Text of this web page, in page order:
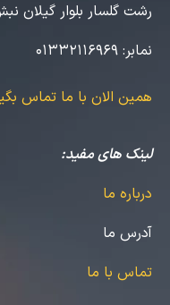
رشت گلسار بلوار گیلان نبش
نمابر:
همین الان با ما تماس
لینک های مفید:
درباره ما
آدرس ما
تماس با ما